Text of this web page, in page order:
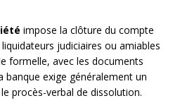
impose la clôture du compte
judiciaires ou amiables
formelle, avec les documents
banque exige généralement un
procès-verbal de dissolution.